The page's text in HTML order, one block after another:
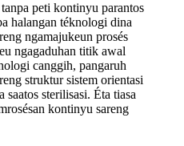
peti kontinyu parantos
halangan téknologi dina
ngamajukeun prosés
ngagaduhan titik awal
canggih, pangaruh
struktur sistem orientasi
saatos sterilisasi. Éta tiasa
kontinyu sareng